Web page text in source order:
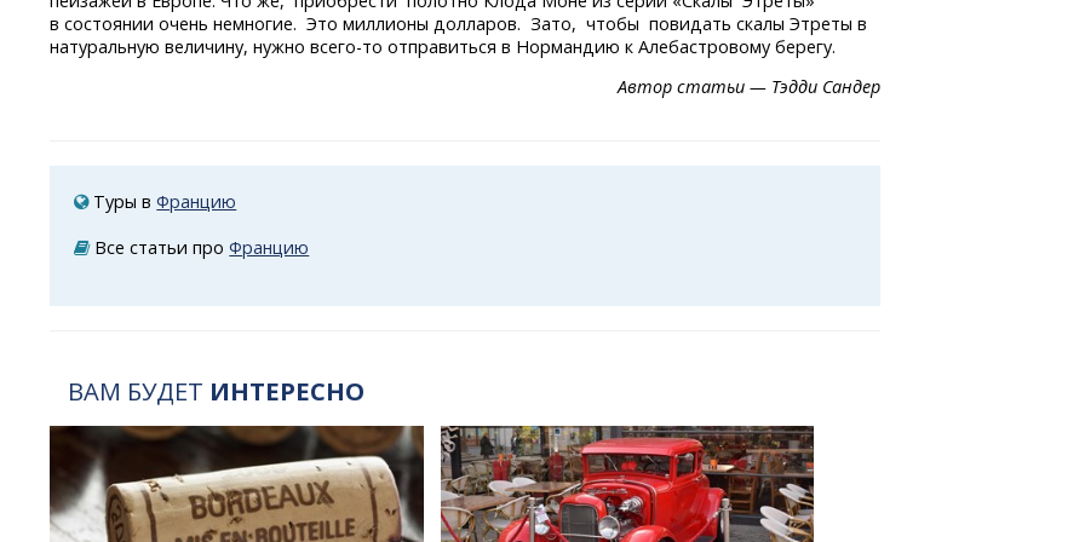
в состоянии очень немногие. Это миллионы долларов. Зато, чтобы повидать скалы Этреты в
натуральную величину, нужновсего-то отправиться в Нормандию к Алебастровому берегу.
Автор статьи — Тэдди Сандер
Туры вФранцию
Все статьи проФранцию
ВАМ БУДЕТ ИНТЕРЕСНО